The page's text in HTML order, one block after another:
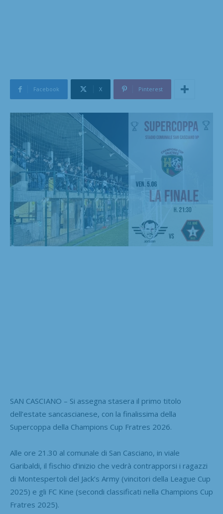
Facebook X Pinterest
SAN CASCIANO – Si assegna stasera il primo titolo
dell’estate sancascianese, con la finalissima della
Supercoppa della Champions Cup Fratres 2026.
Alle ore 21.30 al comunale di San Casciano, in viale
Garibaldi, il fischio d’inizio che vedrà contrapporsi i ragazzi
di Montespertoli del Jack’s Army (vincitori della League Cup
2025) e gli FC Kine (secondi classificati nella Champions Cup
Fratres 2025).